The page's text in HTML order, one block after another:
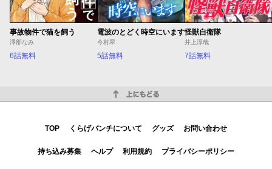
事故物件で猫を飼う
澤部なみ
6話無料
電波のとどく時空にいます
今村翠
5話無料
怪獣自衛隊
井上淳哉
7話無料
TOP くらげバンチについて グッズ お問い合わせ
持ち込み募集 ヘルプ 利用規約 プライバシーポリシー